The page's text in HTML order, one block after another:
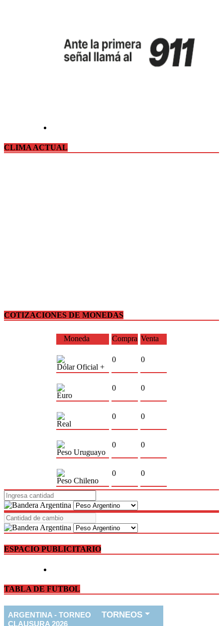
CLIMA ACTUAL
COTIZACIONES DE MONEDAS
Moneda Compra Venta
Dólar Oficial +
0 0
Euro
0 0
Real
0 0
Peso Uruguayo
0 0
Peso Chileno
0 0
ESPACIO PUBLICITARIO
TABLA DE FUTBOL